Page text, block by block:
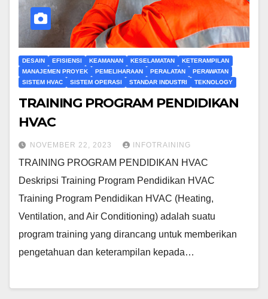
DESAIN EFISIENSI KEAMANAN KESELAMATAN
KETERAMPILAN
MANAJEMEN PROYEK
PEMELIHARAAN PERALATAN
PERAWATAN
SISTEM HVAC
SISTEM OPERASI STANDAR INDUSTRI TEKNOLOGY
TRAINING PROGRAM PENDIDIKAN
HVAC
NOVEMBER 22, 2023 INFOTRAINING
TRAINING PROGRAM PENDIDIKAN HVAC
Deskripsi Training Program Pendidikan HVAC
Training Program Pendidikan HVAC (Heating,
Ventilation, and Air Conditioning) adalah suatu
program training yang dirancang untuk memberikan
pengetahuan dan keterampilan kepada…